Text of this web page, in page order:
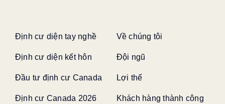
Định cư diện tay nghề
Định cư diện kết hôn
Đầu tư định cư Canada
Định cư Canada 2026
Về chúng tôi
Đội ngũ
Lợi thế
Khách hàng thành công